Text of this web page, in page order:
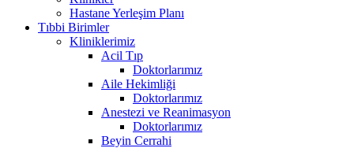
Hastane Yerleşim Planı
Tıbbi Birimler
Kliniklerimiz
Acil Tıp
Doktorlarımız
Aile Hekimliği
Doktorlarımız
Anestezi ve Reanimasyon
Doktorlarımız
Beyin Cerrahi